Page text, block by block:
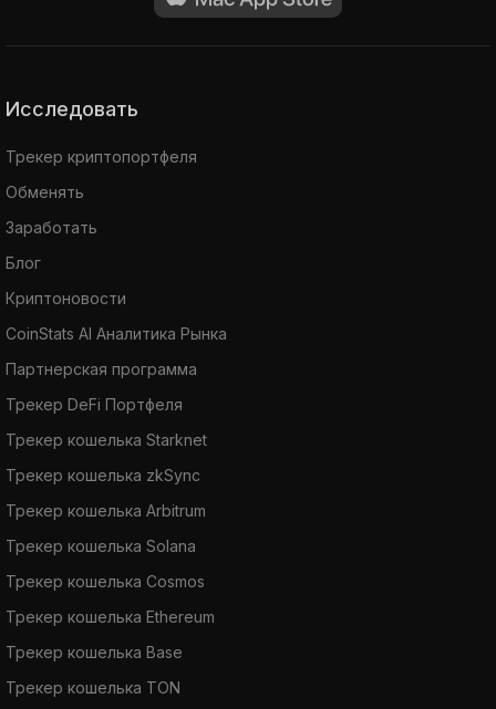
Исследовать
Трекер криптопортфеля
Обменять
Заработать
Блог
Криптоновости
CoinStats AI Аналитика Рынка
Партнерская программа
Трекер DeFi Портфеля
Трекер кошелька Starknet
Трекер кошелька zkSync
Трекер кошелька Arbitrum
Трекер кошелька Solana
Трекер кошелька Cosmos
Трекер кошелька Ethereum
Трекер кошелька Base
Трекер кошелька TON